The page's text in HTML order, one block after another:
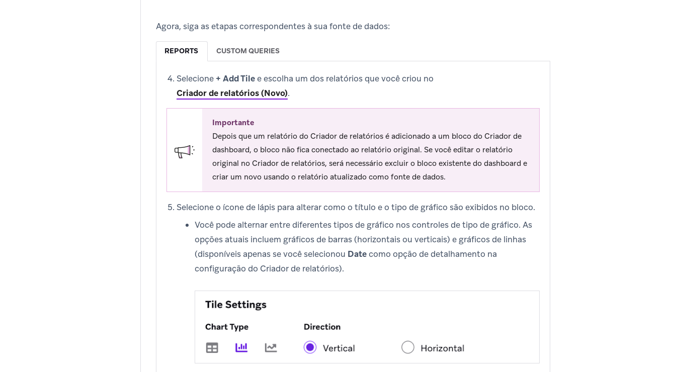
Agora, siga as etapas correspondentes à sua fonte de dados:
REPORTS CUSTOM QUERIES
Selecione + Add Tilee escolha um dos relatórios que você criou no
Criador de relatórios (Novo).
Importante
Depois que um relatório do Criador de relatórios é adicionado a um bloco do Criador de
dashboard, o bloco não fica conectado ao relatório original. Se você editar o relatório
original no Criador de relatórios, será necessário excluir o bloco existente do dashboard e
criar um novo usando o relatório atualizado como fonte de dados.
Selecione o ícone de lápis para alterar como o título e o tipo de gráfico são exibidos no bloco.
Você pode alternar entre diferentes tipos de gráfico nos controles de tipo de gráfico. As
opções atuais incluem gráficos de barras (horizontais ou verticais) e gráficos de linhas
(disponíveis apenas se você selecionou Datecomo opção de detalhamento na
configuração do Criador de relatórios).